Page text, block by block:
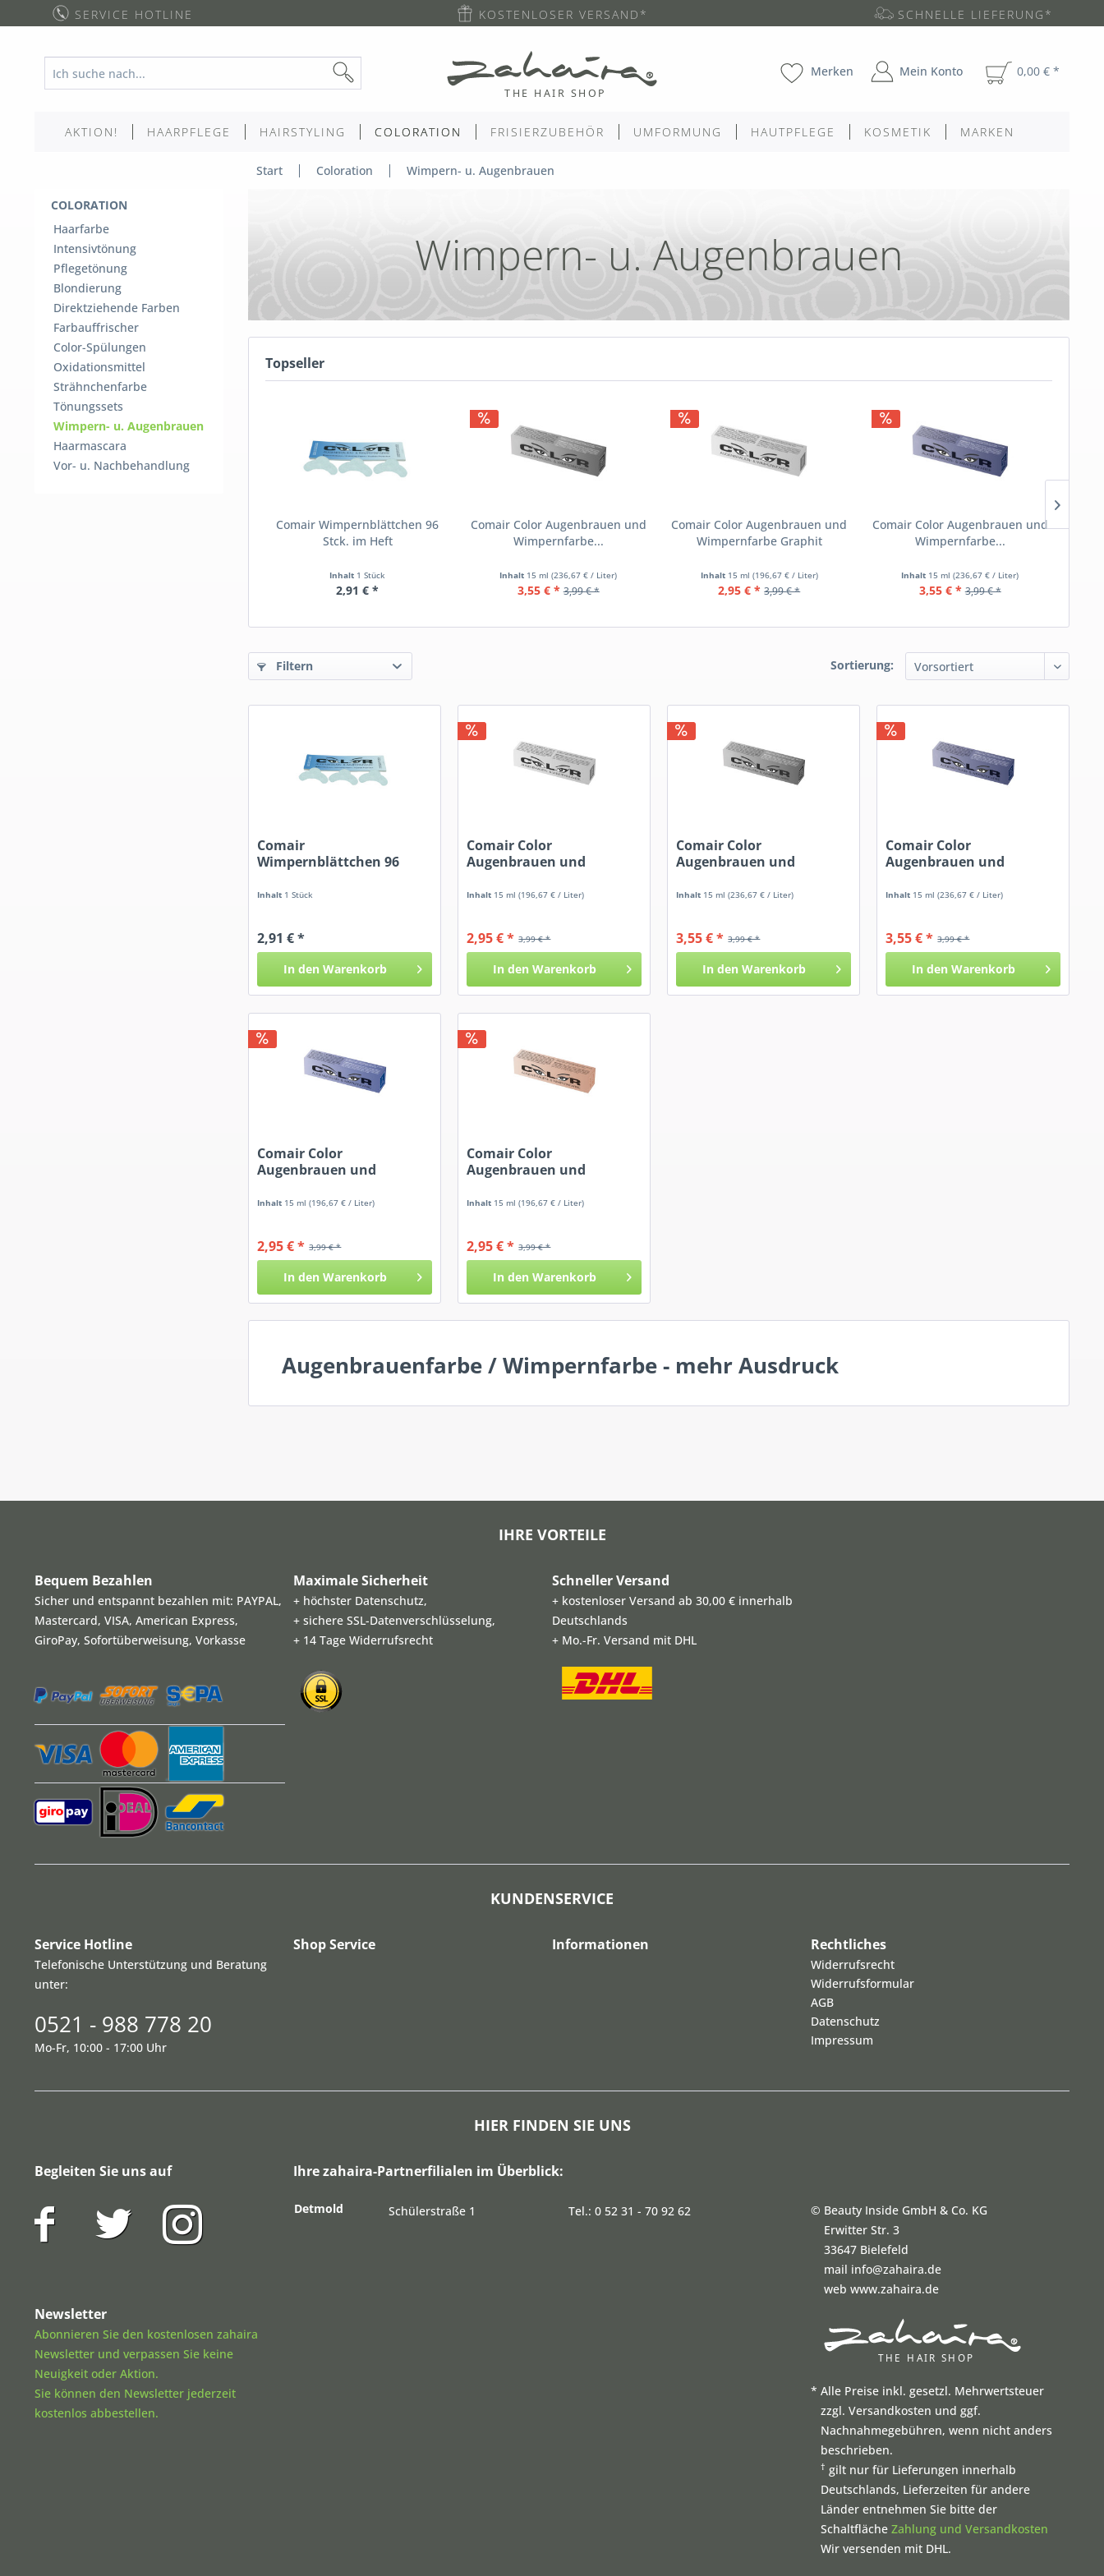
SERVICE HOTLINE KOSTENLOSER VERSAND* SCHNELLE LIEFERUNG*
Merken Mein Konto 0,00 € *
AKTION! HAARPFLEGE HAIRSTYLING COLORATION FRISIERZUBEHÖR UMFORMUNG HAUTPFLEGE KOSMETIK MARKEN
COLORATION
Haarfarbe
Intensivtönung
Pflegetönung
Blondierung
Direktziehende Farben
Farbauffrischer
Color-Spülungen
Oxidationsmittel
Strähnchenfarbe
Tönungssets
Wimpern- u. Augenbrauen
Haarmascara
Vor- u. Nachbehandlung
Start Coloration Wimpern- u. Augenbrauen
Wimpern- u. Augenbrauen
Topseller
Comair Wimpernblättchen 96
Stck. im Heft
Inhalt 1 Stück
2,91 € *
Comair Color Augenbrauen und
Wimpernfarbe...
Inhalt 15 ml(236,67 € / Liter)
3,55 € * 3,99 € *
Comair Color Augenbrauen und
Wimpernfarbe Graphit
Inhalt 15 ml (196,67 € / Liter)
2,95 € * 3,99 € *
Comair Color Augenbrauen und
Wimpernfarbe...
Inhalt 15 ml(236,67 € / Liter)
3,55 € * 3,99 € *
Filtern Sortierung:
Comair
Wimpernblättchen 96
Inhalt 1 Stück
2,91 € *
In den Warenkorb
Comair Color
Augenbrauen und
Inhalt 15 ml(196,67 € / Liter)
3,99 € *
2,95 € *
In den Warenkorb
Comair Color
Augenbrauen und
Inhalt 15 ml(236,67 € / Liter)
3,99 € *
3,55 € *
In den Warenkorb
Comair Color
Augenbrauen und
Inhalt 15 ml(236,67 € / Liter)
3,99 € *
3,55 € *
In den Warenkorb
Comair Color
Augenbrauen und
Inhalt 15 ml(196,67 € / Liter)
3,99 € *
2,95 € *
In den Warenkorb
Comair Color
Augenbrauen und
Inhalt 15 ml(196,67 € / Liter)
3,99 € *
2,95 € *
In den Warenkorb
Augenbrauenfarbe / Wimpernfarbe - mehr Ausdruck
IHRE VORTEILE
Bequem Bezahlen
Sicher und entspannt bezahlen mit: PAYPAL,
Mastercard, VISA, American Express,
GiroPay, Sofortüberweisung, Vorkasse
Maximale Sicherheit
+ höchster Datenschutz,
+ sichere SSL-Datenverschlüsselung,
+ 14 Tage Widerrufsrecht
Schneller Versand
+ kostenloser Versand ab 30,00 € innerhalb
Deutschlands
+ Mo.-Fr. Versand mit DHL
KUNDENSERVICE
Service Hotline
Telefonische Unterstützung und Beratung
unter:
0521 - 988 778 20
Mo-Fr, 10:00 - 17:00 Uhr
Shop Service Informationen Rechtliches
Widerrufsrecht
Widerrufsformular
AGB
Datenschutz
Impressum
HIER FINDEN SIE UNS
Begleiten Sie uns auf
Newsletter
Abonnieren Sie den kostenlosen zahaira
Newsletter und verpassen Sie keine
Neuigkeit oder Aktion.
Sie können den Newsletter jederzeit
kostenlos abbestellen.
Ihre zahaira-Partnerfilialen im Überblick:
Detmold Schülerstraße 1 Tel.: 0 52 31 - 70 92 62 © Beauty Inside GmbH & Co. KG
Erwitter Str. 3
33647 Bielefeld
mail info@zahaira.de
web www.zahaira.de
* Alle Preise inkl. gesetzl. Mehrwertsteuer
zzgl. Versandkosten und ggf.
Nachnahmegebühren, wenn nicht anders
beschrieben.
† gilt nur für Lieferungen innerhalb
Deutschlands, Lieferzeiten für andere
Länder entnehmen Sie bitte der
Schaltfläche Zahlung und Versandkosten
Wir versenden mit DHL.